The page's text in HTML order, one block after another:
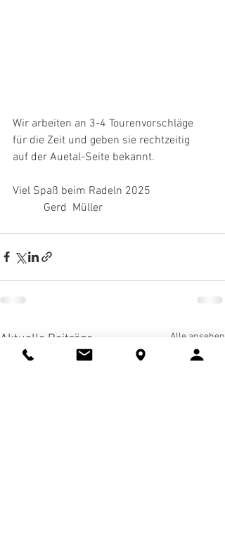
Wir arbeiten an 3-4 Tourenvorschläge
für die Zeit und geben sie rechtzeitig
auf der Auetal-Seite bekannt.
Viel Spaß beim Radeln 2025
           Gerd  Müller
Aktuelle Beiträge Alle ansehen